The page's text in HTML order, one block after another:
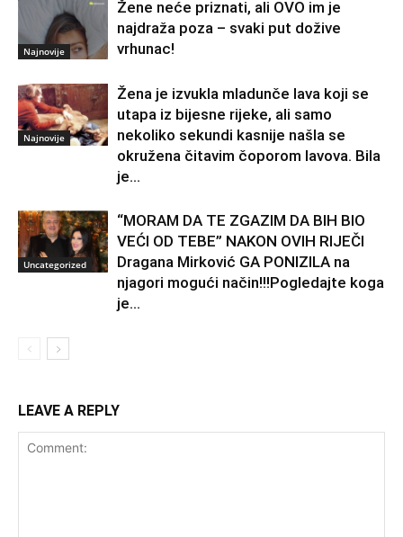
Najnovije
Žene neće priznati, ali OVO im je
najdraža poza – svaki put dožive
vrhunac!
Najnovije
Žena je izvukla mladunče lava koji se
utapa iz bijesne rijeke, ali samo
nekoliko sekundi kasnije našla se
okružena čitavim čoporom lavova. Bila
je...
Uncategorized
“MORAM DA TE ZGAZIM DA BIH BIO
VEĆI OD TEBE” NAKON OVIH RIJEČI
Dragana Mirković GA PONIZILA na
njagori mogući način!!!Pogledajte koga
je...
LEAVE A REPLY